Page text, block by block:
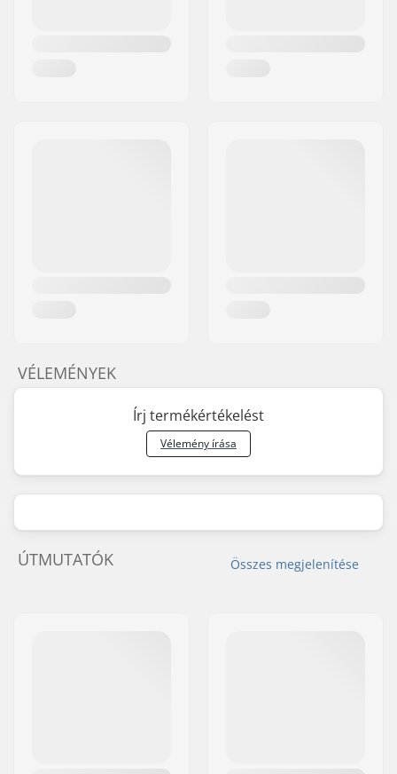
VÉLEMÉNYEK
Írj termékértékelést
Vélemény írása
Összes megjelenítése
ÚTMUTATÓK